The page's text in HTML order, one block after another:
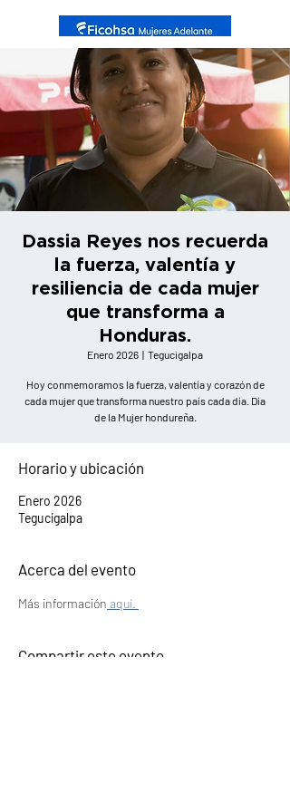
Dassia Reyes nos recuerda
la fuerza, valentía y
resiliencia de cada mujer
que transforma a
Honduras.
Enero 2026
  |
Tegucigalpa
Hoy conmemoramos la fuerza, valentía y corazón de
cada mujer que transforma nuestro país cada día. Día
de la Mujer hondureña.
Horario y ubicación
Enero 2026
Tegucigalpa
Acerca del evento
Más información aquí.
Compartir este evento